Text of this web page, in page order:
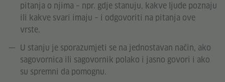
pitanja o njima – npr. gdje stanuju, kakve ljude poznaju
ili kakve svari imaju – i odgovoriti na pitanja ove
vrste.
U stanju je sporazumjeti se na jednostavan način, ako
sagovornica ili sagovornik polako i jasno govori i ako
su spremni da pomognu.